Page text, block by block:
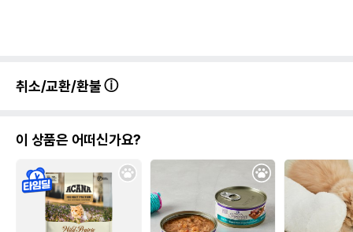
취소/교환/환불
이 상품은 어떠신가요?